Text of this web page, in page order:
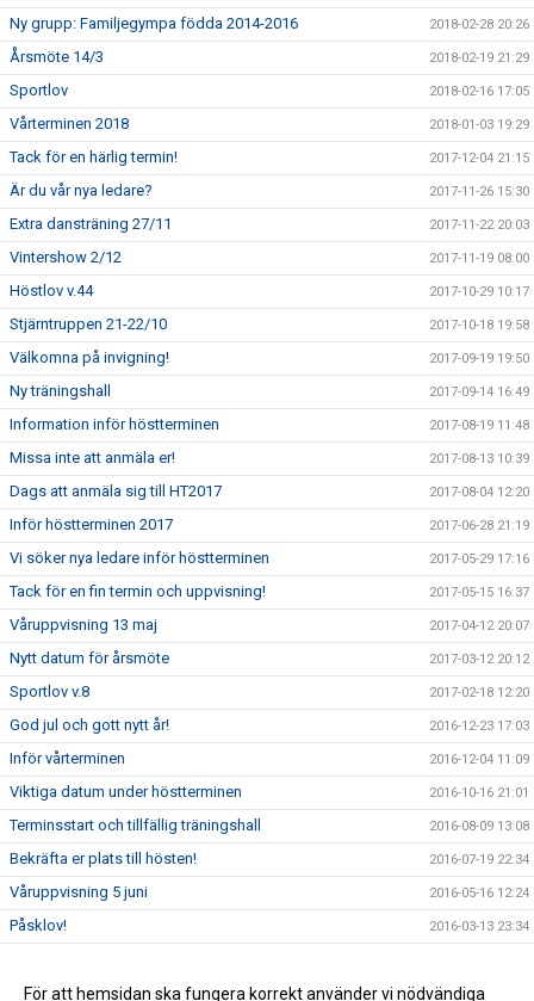
Ny grupp: Familjegympa födda 2014-2016 2018-02-28 20:26
Årsmöte 14/3 2018-02-19 21:29
Sportlov 2018-02-16 17:05
Vårterminen 2018 2018-01-03 19:29
Tack för en härlig termin! 2017-12-04 21:15
Är du vår nya ledare? 2017-11-26 15:30
Extra dansträning 27/11 2017-11-22 20:03
Vintershow 2/12 2017-11-19 08:00
Höstlov v.44 2017-10-29 10:17
Stjärntruppen 21-22/10 2017-10-18 19:58
Välkomna på invigning! 2017-09-19 19:50
Ny träningshall 2017-09-14 16:49
Information inför höstterminen 2017-08-19 11:48
Missa inte att anmäla er! 2017-08-13 10:39
Dags att anmäla sig till HT2017 2017-08-04 12:20
Inför höstterminen 2017 2017-06-28 21:19
Vi söker nya ledare inför höstterminen 2017-05-29 17:16
Tack för en fin termin och uppvisning! 2017-05-15 16:37
Våruppvisning 13 maj 2017-04-12 20:07
Nytt datum för årsmöte 2017-03-12 20:12
Sportlov v.8 2017-02-18 12:20
God jul och gott nytt år! 2016-12-23 17:03
Inför vårterminen 2016-12-04 11:09
Viktiga datum under höstterminen 2016-10-16 21:01
Terminsstart och tillfällig träningshall 2016-08-09 13:08
Bekräfta er plats till hösten! 2016-07-19 22:34
Våruppvisning 5 juni 2016-05-16 12:24
Påsklov! 2016-03-13 23:34
Sportlov och inställda träningar 2016-02-19 07:15
För att hemsidan ska fungera korrekt använder vi nödvändiga